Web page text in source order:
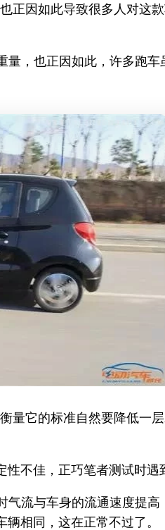
正因如此导致很多人对
，也正因如此，许多跑
量它的标准自然要降低一
不佳，正巧笔者测试时遇
流与车身的流通速度提
相同，这在正常不过了。